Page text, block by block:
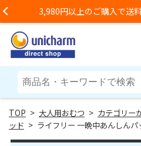
Previous3,980円以上のご購入で送
> 大人用おむつ > カテゴリー
ッド > ライフリー 一晩中あんしんパ